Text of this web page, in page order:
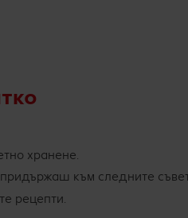
хранене.
към следните
рецепти.